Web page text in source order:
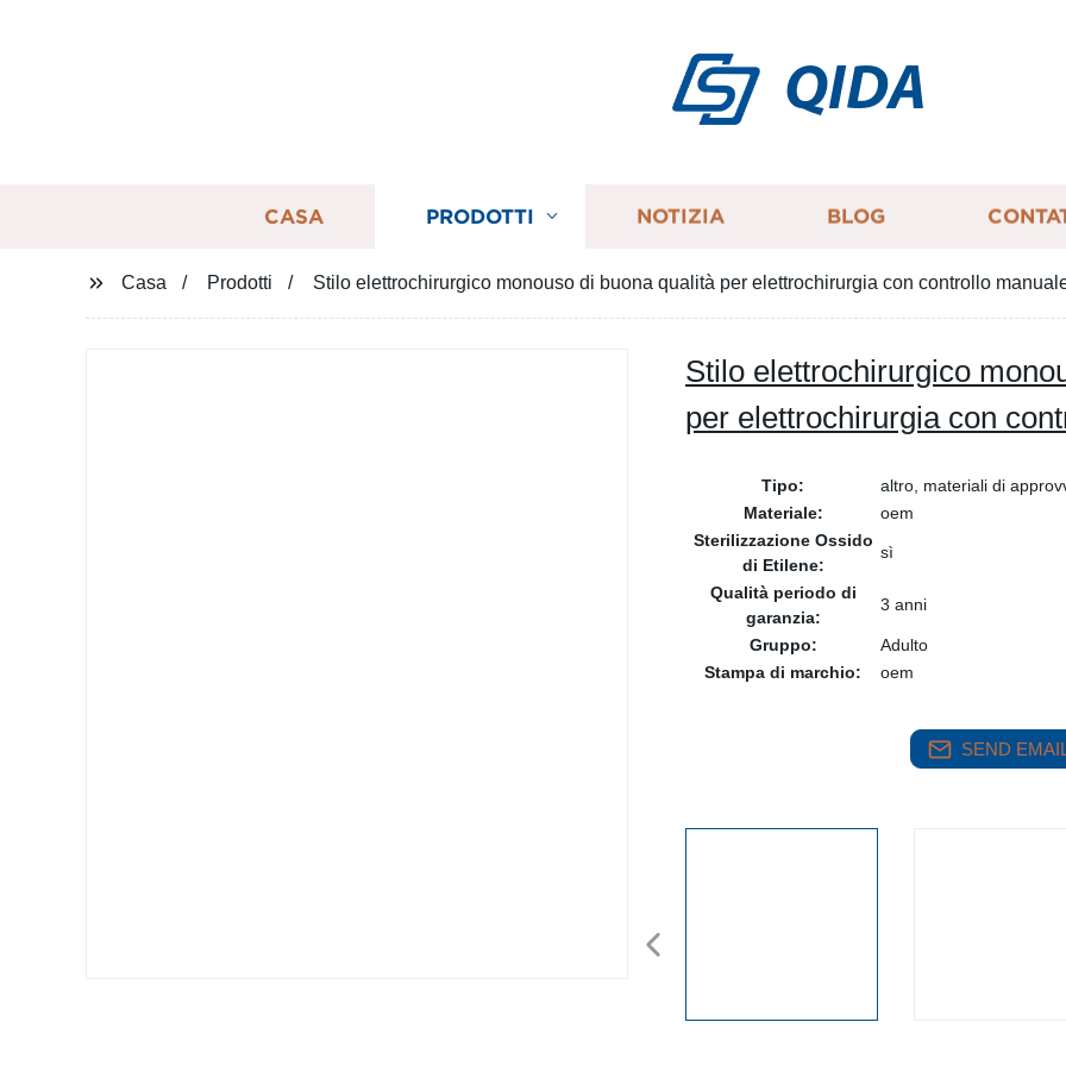
QIDA
CASA PRODOTTI NOTIZIA BLOG
Casa Prodotti Stilo elettrochirurgico monouso di buona qualità per elettrochirurgia con controllo
Stilo elettrochirurgico
per elettrochirurgia con
Tipo:
altro, materiali di
Materiale:
oem
Sterilizzazione Ossido
di Etilene:
sì
Qualità periodo di
garanzia:
3 anni
Gruppo:
Adulto
Stampa di marchio:
oem
SEND